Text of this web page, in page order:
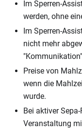
Im Sperren-
werden, ohne
Im Sperren-
nicht mehr
Preise von
wenn die
wurde.
Bei aktiver
Veranstaltung